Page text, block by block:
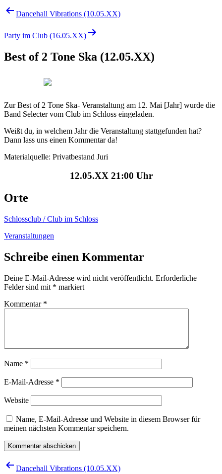
Beitragsnavigation
Dancehall Vibrations (10.05.XX)
Party im Club (16.05.XX)
Best of 2 Tone Ska (12.05.XX)
Zur Best of 2 Tone Ska- Veranstaltung am 12. Mai [Jahr] wurde die
Band Selecter vom Club im Schloss eingeladen.
Weißt du, in welchem Jahr die Veranstaltung stattgefunden hat?
Dann lass uns einen Kommentar da!
Materialquelle: Privatbestand Juri
12.05.XX 21:00 Uhr
Orte
Schlossclub / Club im Schloss
Veranstaltungen
Schreibe einen Kommentar
Deine E-Mail-Adresse wird nicht veröffentlicht. Erforderliche
Felder sind mit * markiert
Kommentar *
Name *
E-Mail-Adresse *
Website
Name, E-Mail-Adresse und Website in diesem Browser für
meinen nächsten Kommentar speichern.
Beitragsnavigation
Dancehall Vibrations (10.05.XX)